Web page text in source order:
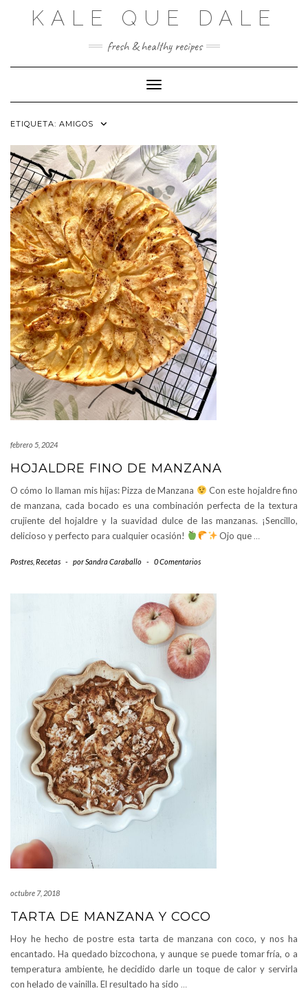
KALE QUE DALE
fresh & healthy recipes
Cambiar modo de navegación
ETIQUETA: AMIGOS
febrero 5, 2024
HOJALDRE FINO DE MANZANA
O cómo lo llaman mis hijas: Pizza de Manzana
Con este hojaldre fino
de manzana, cada bocado es una combinación perfecta de la textura
crujiente del hojaldre y la suavidad dulce de las manzanas. ¡Sencillo,
delicioso y perfecto para cualquier ocasión!
Ojo que …
Postres Recetas - porSandra Caraballo - 0 Comentarios
octubre 7, 2018
TARTA DE MANZANA Y COCO
Hoy he hecho de postre esta tarta de manzana con coco, y nos ha
encantado. Ha quedado bizcochona, y aunque se puede tomar fría, o a
temperatura ambiente, he decidido darle un toque de calor y servirla
con helado de vainilla. El resultado ha sido …